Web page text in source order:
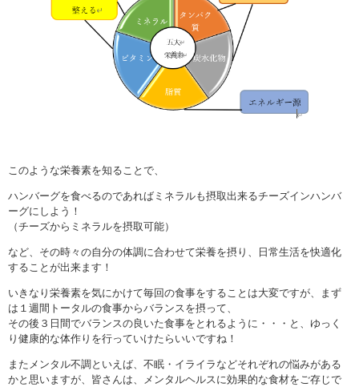
このような栄養素を知ることで、
ハンバーグを食べるのであればミネラルも摂取出来るチーズインハンバ
ーグにしよう！
（チーズからミネラルを摂取可能）
など、その時々の自分の体調に合わせて栄養を摂り、日常生活を快適化
することが出来ます！
いきなり栄養素を気にかけて毎回の食事をすることは大変ですが、まず
は１週間トータルの食事からバランスを摂って、
その後３日間でバランスの良いた食事をとれるように・・・と、ゆっく
り健康的な体作りを行っていけたらいいですね！
またメンタル不調といえば、不眠・イライラなどそれぞれの悩みがある
かと思いますが、皆さんは、メンタルヘルスに効果的な食材をご存じで